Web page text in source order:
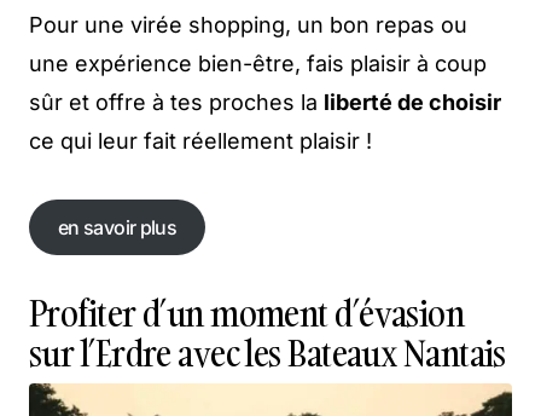
Pour une virée shopping, un bon repas ou
une expérience bien-être, fais plaisir à coup
sûr et offre à tes proches la liberté de choisir
ce qui leur fait réellement plaisir !
en savoir plus
en savoir plus
Profiter d’un moment d’évasion
sur l’Erdre avec les Bateaux Nantais